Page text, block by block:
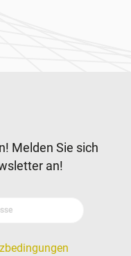
Melden Sie sich
an!
Mail-Adresse